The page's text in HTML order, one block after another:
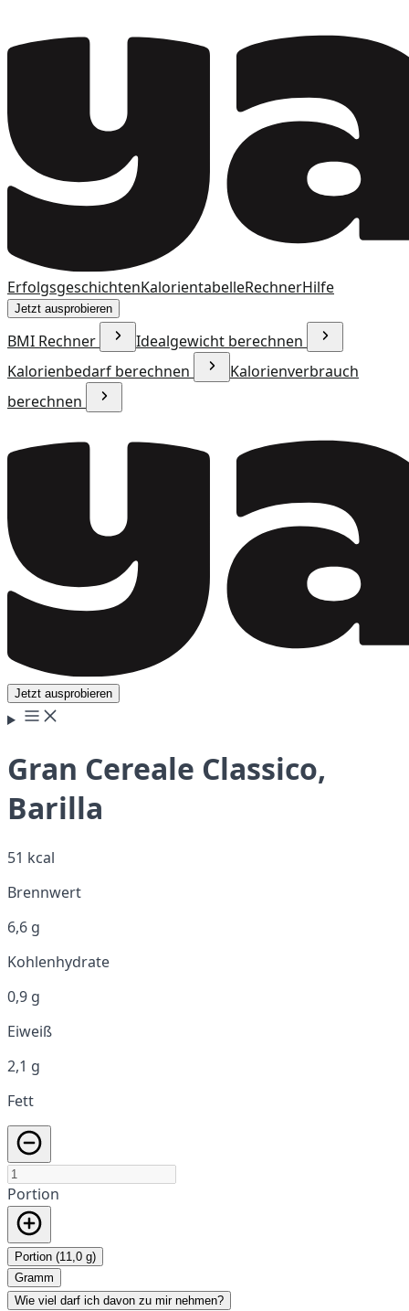
ErfolgsgeschichtenKalorientabelleRechnerHilfe
Jetzt ausprobieren
BMI Rechner
Idealgewicht berechnen
Kalorienbedarf berechnen
Kalorienverbrauch
berechnen
Jetzt ausprobieren
Gran Cereale Classico,
Barilla
51 kcal
Brennwert
6,6 g
Kohlenhydrate
0,9 g
Eiweiß
2,1 g
Fett
Portion
Portion (11,0 g)
Gramm
Wie viel darf ich davon zu mir nehmen?